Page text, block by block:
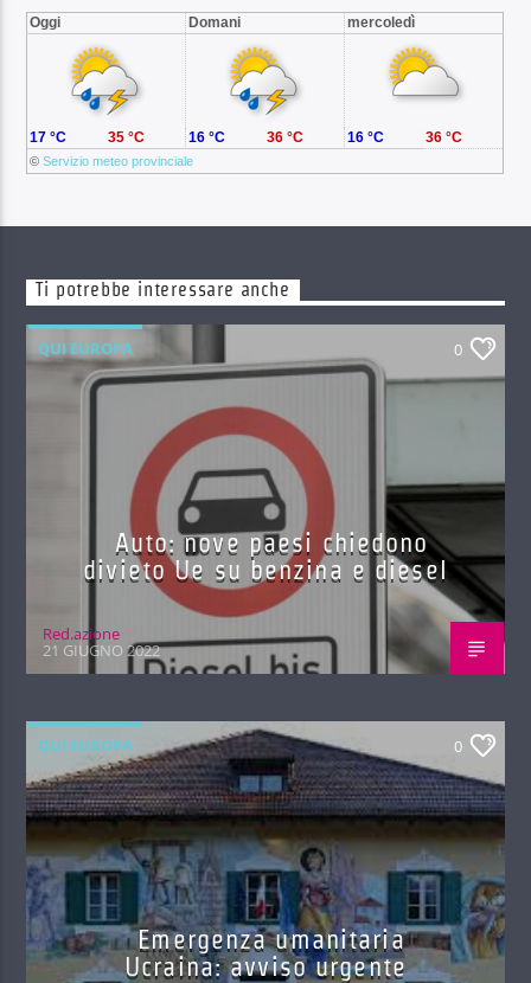
Oggi Domani mercoledì
©Servizio meteo provinciale
17 °C 35 °C 16 °C 36 °C 16 °C 36 °C
Ti potrebbe interessare anche
QUI EUROPA 0
Auto: nove paesi chiedono
divieto Ue su benzina e diesel
Red.azione
21 GIUGNO 2022
QUI EUROPA 0
Emergenza umanitaria
Ucraina: avviso urgente